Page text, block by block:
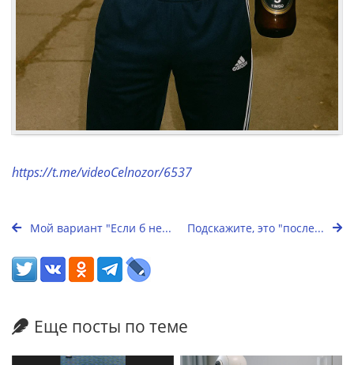
https://t.me/videoCelnozor/6537
Мой вариант "Если б не... Подскажите, это "после...
Еще посты по теме